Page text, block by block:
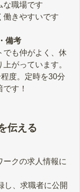
な職場です
働きやすいです
備考
でも仲がよく、休
がっています。
度。定時を30分
す！
伝える
ークの求人情報に
し、求職者に公開